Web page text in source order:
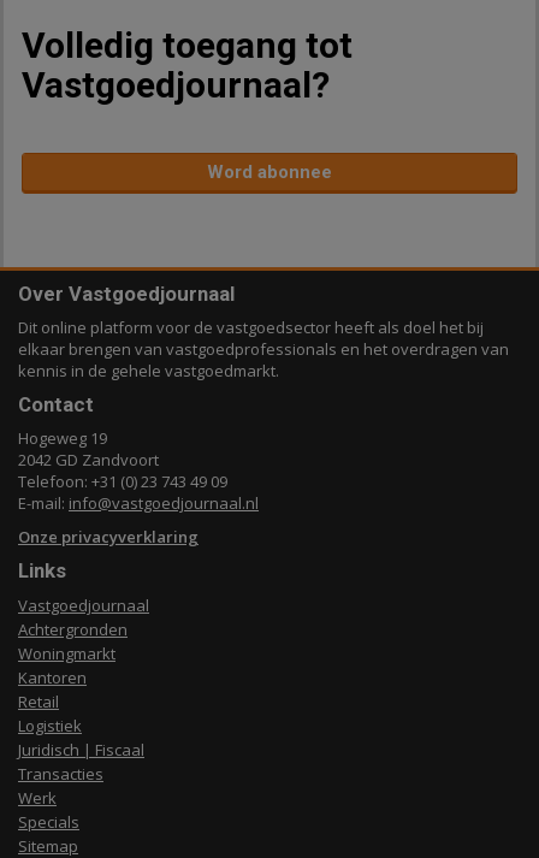
Volledig toegang tot
Vastgoedjournaal?
Word abonnee
Over Vastgoedjournaal
Dit online platform voor de vastgoedsector heeft als doel het bij
elkaar brengen van vastgoedprofessionals en het overdragen van
kennis in de gehele vastgoedmarkt.
Contact
Hogeweg 19
2042 GD Zandvoort
Telefoon: +31 (0) 23 743 49 09
E-mail: info@vastgoedjournaal.nl
Onze privacyverklaring
Links
Vastgoedjournaal
Achtergronden
Woningmarkt
Kantoren
Retail
Logistiek
Juridisch | Fiscaal
Transacties
Werk
Specials
Sitemap